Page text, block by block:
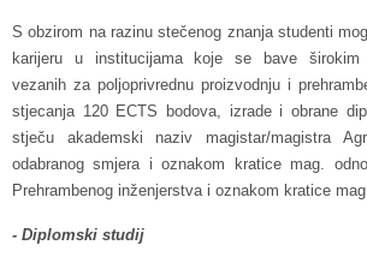
S obzirom na razinu stečenog znanja studenti
karijeru u institucijama koje se bave širokim
vezanih za poljoprivrednu proizvodnju i
stjecanja 120 ECTS bodova, izrade i obrane
stječu akademski naziv magistar/magistra
odabranog smjera i oznakom kratice mag.
Prehrambenog inženjerstva i oznakom kratice
- Diplomski studij